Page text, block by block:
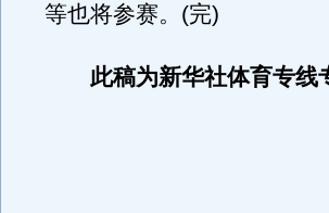
等也将参赛。(完)
此稿为新华社体育专线